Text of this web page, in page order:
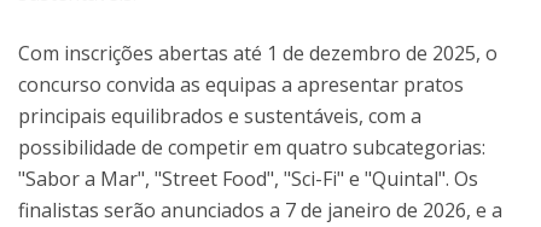
Com inscrições abertas até 1 de dezembro de 2025, o
concurso convida as equipas a apresentar pratos
principais equilibrados e sustentáveis, com a
possibilidade de competir em quatro subcategorias:
"Sabor a Mar", "Street Food", "Sci-Fi" e "Quintal". Os
finalistas serão anunciados a 7 de janeiro de 2026, e a